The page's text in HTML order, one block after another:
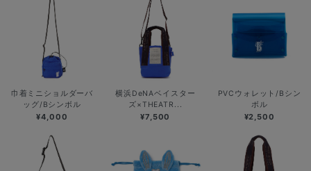
巾着ミニショルダーバ
ッグ/Bシンボル
¥4,000
横浜DeNAベイスター
ズ×THEATR...
¥7,500
PVCウォレット/Bシン
ボル
¥2,500